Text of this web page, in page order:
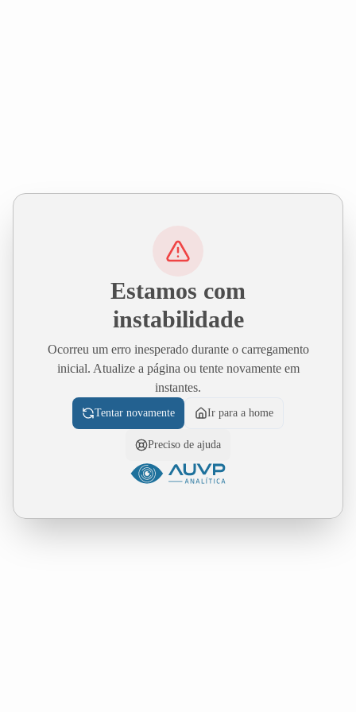
Estamos com
instabilidade
Ocorreu um erro inesperado durante o carregamento
inicial. Atualize a página ou tente novamente em
instantes.
Tentar novamente Ir para a home
Preciso de ajuda